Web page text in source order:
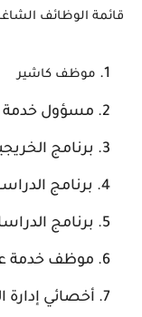
قائمة الوظائف
موظف كاشير
مسؤول خدمة
برنامج
برنامج
برنامج
موظف خدمة
أخصائي إدارة